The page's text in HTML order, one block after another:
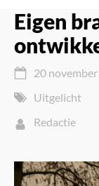
Eigen
20 november
Uitgelicht
Redactie